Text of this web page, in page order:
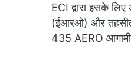
ECI द्वारा इसके
(ईआरओ) और
435 AERO आगामी